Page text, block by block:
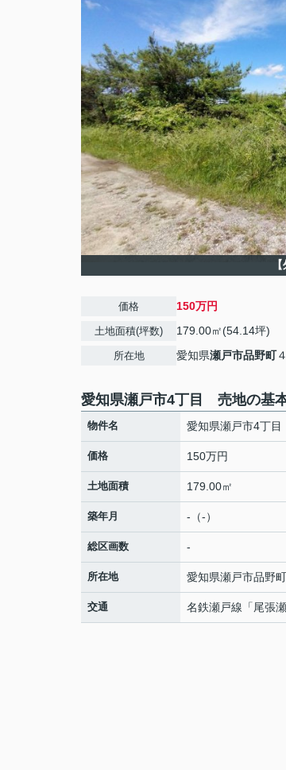
価格 150万円
土地面積(坪数) 179.00㎡(54.14坪)
所在地 愛知県瀬戸市品野町
愛知県瀬戸市4丁目 売地の基
物件名 愛知県瀬戸市4丁
価格 150万円
土地面積 179.00㎡
築年月 -（-）
総区画数 -
所在地 愛知県瀬戸市品野町
交通 名鉄瀬戸線 「尾張